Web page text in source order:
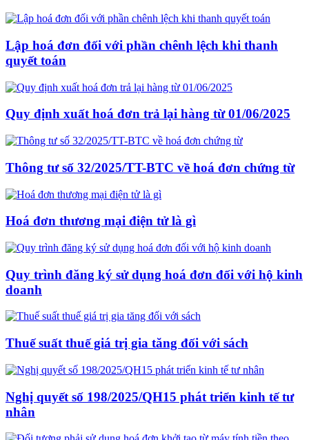
Lập hoá đơn đối với phần chênh lệch khi thanh
quyết toán
Quy định xuất hoá đơn trả lại hàng từ 01/06/2025
Thông tư số 32/2025/TT-BTC về hoá đơn chứng từ
Hoá đơn thương mại điện tử là gì
Quy trình đăng ký sử dụng hoá đơn đối với hộ kinh
doanh
Thuế suất thuế giá trị gia tăng đối với sách
Nghị quyết số 198/2025/QH15 phát triển kinh tế tư
nhân